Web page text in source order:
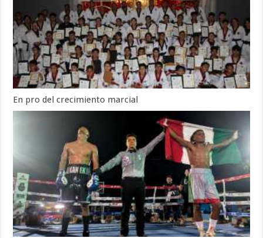
En pro del crecimiento marcial